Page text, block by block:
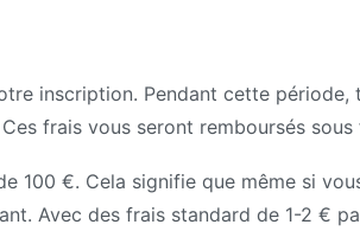
inscription. Pendant cette période,
frais vous seront remboursés
100 €. Cela signifie que même si
Avec des frais standard de 1-2 €